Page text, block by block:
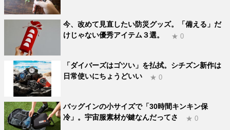
今、改めて見直したい防災グッズ。「備える」だ
けじゃない優秀アイテム３選。
★ 0
「ダイバーズはゴツい」を払拭。シチズン新作は
日常使いにちょうどいい
★ 0
バッグインの小サイズで「30時間キンキン保
冷」。宇宙服素材が鍵なんだってさ
★ 0